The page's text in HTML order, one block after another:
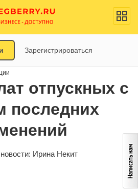
Зарегистрироваться
отпускных с
последних
Ирина Некит